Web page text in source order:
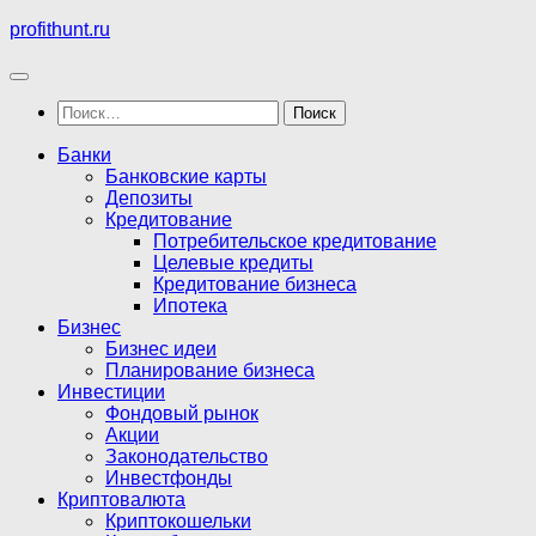
Перейти
содержимому
profithunt.ru
Найти:
Банки
Банковские карты
Депозиты
Кредитование
Потребительское кредитование
Целевые кредиты
Кредитование бизнеса
Ипотека
Бизнес
Бизнес идеи
Планирование бизнеса
Инвестиции
Фондовый рынок
Акции
Законодательство
Инвестфонды
Криптовалюта
Криптокошельки